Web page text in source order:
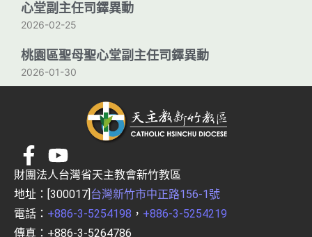
心堂副主任司鐸異動
2026-02-25
桃園區聖母聖心堂副主任司鐸異動
2026-01-30
財團法人台灣省天主教會新竹教區
地址：[300017]台灣新竹市中正路156-1號
電話： +886-3-5254198 ， +886-3-5254219
傳真：+886-3-5264786